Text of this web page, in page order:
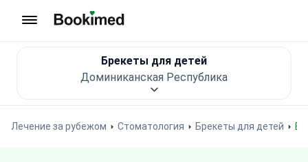
Лечение за рубежом Стоматология Брекеты для детей
Брекеты для детей
Доминиканская Республика